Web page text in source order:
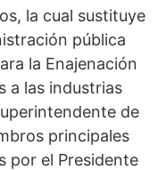
la cual sustituye
pública
la Enajenación
a las industrias
de
principales
por el Presidente